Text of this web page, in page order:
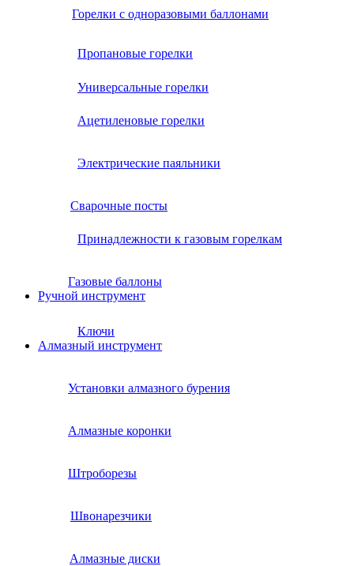
Горелки с одноразовыми баллонами
Пропановые горелки
Универсальные горелки
Ацетиленовые горелки
Электрические паяльники
Сварочные посты
Принадлежности к газовым горелкам
Газовые баллоны
Ручной инструмент
Ключи
Алмазный инструмент
Установки алмазного бурения
Алмазные коронки
Штроборезы
Швонарезчики
Алмазные диски